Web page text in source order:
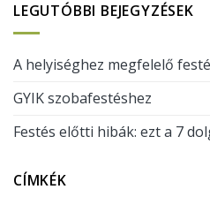
LEGUTÓBBI BEJEGYZÉSEK
A helyiséghez megfelelő
GYIK szobafestéshez
Festés előtti hibák: ezt a 7
CÍMKÉK